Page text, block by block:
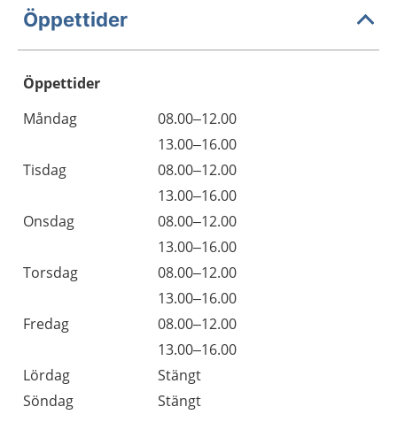
Öppettider
Öppettider
Dag
Öppettider
Kommentarer
Måndag
08.00–12.00
13.00–16.00
Tisdag
08.00–12.00
13.00–16.00
Onsdag
08.00–12.00
13.00–16.00
Torsdag
08.00–12.00
13.00–16.00
Fredag
08.00–12.00
13.00–16.00
Lördag
Stängt
Söndag
Stängt